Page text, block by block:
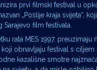
prvi filmski festival u
„Poslije kraja svijeta“,
Sarajevo film festivala.
rata MES 1997. preuzimaju
koji obnavljaju festival s ciljem
kazališne smotre